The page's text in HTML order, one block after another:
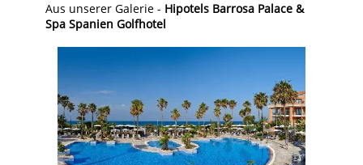
Aus unserer Galerie - Hipotels Barrosa Palace &
Spa Spanien Golfhotel